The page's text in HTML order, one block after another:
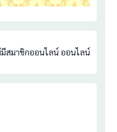
มีสมาชิกออนไลน์ ออนไลน์